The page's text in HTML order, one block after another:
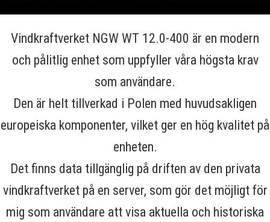
Vindkraftverket NGW WT 12.0-400 är en modern
och pålitlig enhet som uppfyller våra högsta krav
som användare.
Den är helt tillverkad i Polen med huvudsakligen
europeiska komponenter, vilket ger en hög kvalitet på
enheten.
Det finns data tillgänglig på driften av den privata
vindkraftverket på en server, som gör det möjligt för
mig som användare att visa aktuella och historiska